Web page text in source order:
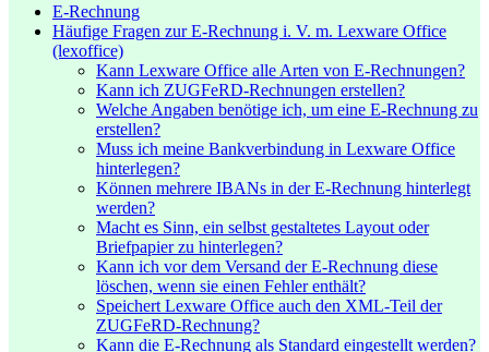
E-Rechnung
Häufige Fragen zur E-Rechnung i. V. m. Lexware Office
(lexoffice)
Kann Lexware Office alle Arten von E-Rechnungen?
Kann ich ZUGFeRD-Rechnungen erstellen?
Welche Angaben benötige ich, um eine E-Rechnung zu
erstellen?
Muss ich meine Bankverbindung in Lexware Office
hinterlegen?
Können mehrere IBANs in der E-Rechnung hinterlegt
werden?
Macht es Sinn, ein selbst gestaltetes Layout oder
Briefpapier zu hinterlegen?
Kann ich vor dem Versand der E-Rechnung diese
löschen, wenn sie einen Fehler enthält?
Speichert Lexware Office auch den XML-Teil der
ZUGFeRD-Rechnung?
Kann die E-Rechnung als Standard eingestellt werden?